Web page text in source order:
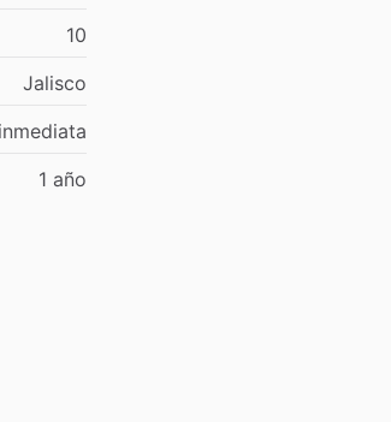
10
Jalisco
inmediata
1 año